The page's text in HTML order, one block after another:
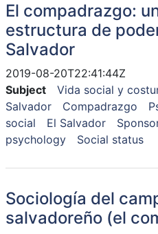
El compadrazgo:
estructura de
Salvador
2019-08-20T22:41:44Z
Subject
Vida social y
Salvador
Compadrazgo
social
El Salvador
psychology
Social status
Sociología del
salvadoreño (el